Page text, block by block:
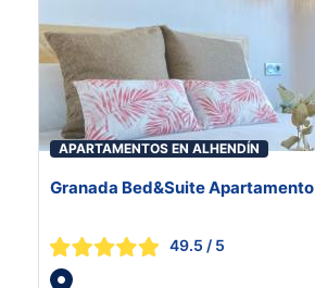
APARTAMENTOS EN ALHENDÍN
Granada Bed&Suite Apartamento
49.5 / 5